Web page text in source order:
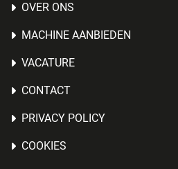
OVER ONS
MACHINE AANBIEDEN
VACATURE
CONTACT
PRIVACY POLICY
COOKIES